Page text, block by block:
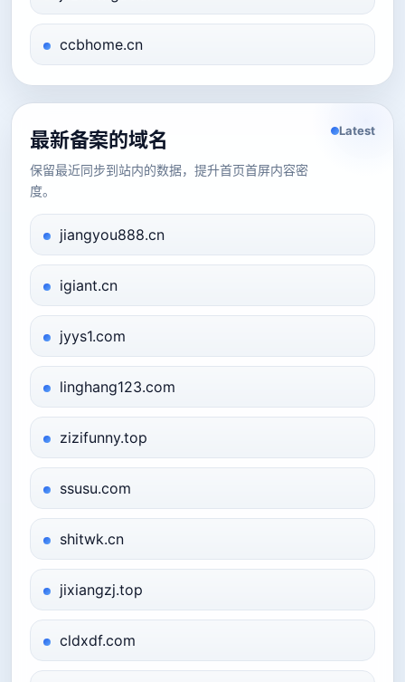
ccbhome.cn
最新备案的域名
保留最近同步到站内的数据，提升首页首屏内容密
度。
Latest
jiangyou888.cn
igiant.cn
jyys1.com
linghang123.com
zizifunny.top
ssusu.com
shitwk.cn
jixiangzj.top
cldxdf.com